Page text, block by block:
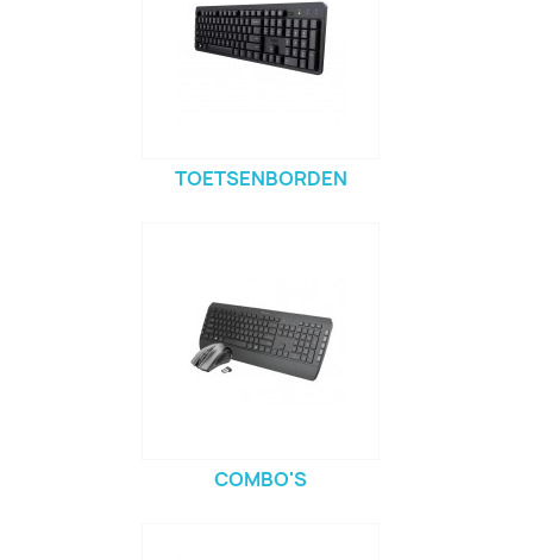
TOETSENBORDEN
COMBO'S